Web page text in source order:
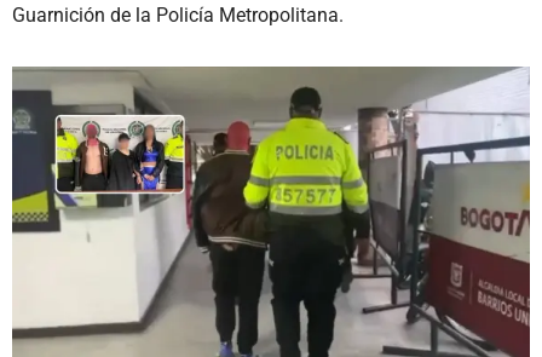
Guarnición de la Policía Metropolitana.